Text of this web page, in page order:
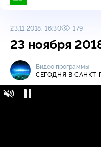
23.11.2018, 16:30 179
23 ноября
Видео программы
СЕГОДНЯ В САНКТ-